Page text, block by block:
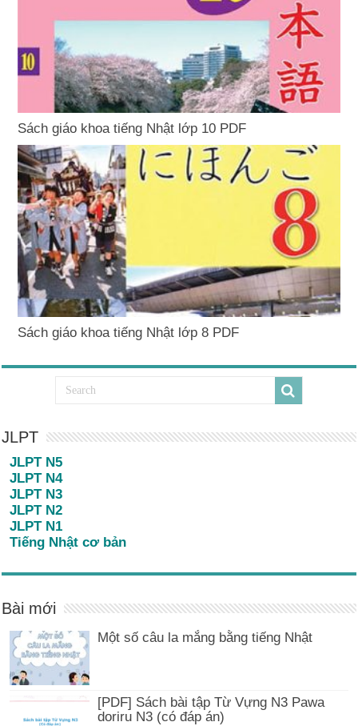
Sách giáo khoa tiếng Nhật lớp 10 PDF
Sách giáo khoa tiếng Nhật lớp 8 PDF
JLPT
JLPT N5
JLPT N4
JLPT N3
JLPT N2
JLPT N1
Tiếng Nhật cơ bản
Bài mới
Một số câu la mắng bằng tiếng Nhật
[PDF] Sách bài tập Từ Vựng N3 Pawa
doriru N3 (có đáp án)